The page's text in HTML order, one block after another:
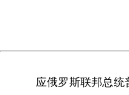
应俄罗斯联邦总